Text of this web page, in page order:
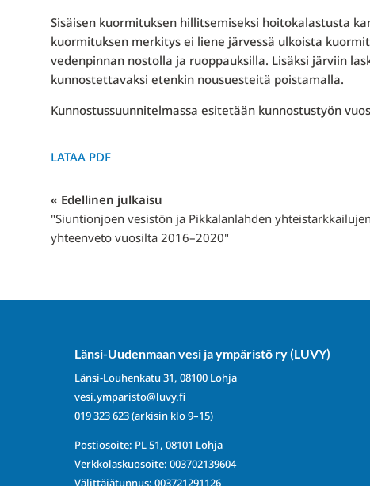
Sisäisen kuormituksen hillitsemiseksi hoitokalastusta
kuormituksen merkitys ei liene järvessä ulkoista
vedenpinnan nostolla ja ruoppauksilla. Lisäksi järviin
kunnostettavaksi etenkin nousuesteitä poistamalla.
Kunnostussuunnitelmassa esitetään kunnostustyön
LATAA PDF
« Edellinen julkaisu
"Siuntionjoen vesistön ja Pikkalanlahden yhteistarkkailujen
yhteenveto vuosilta 2016–2020"
Länsi-Uudenmaan vesi ja ympäristö ry (LUVY)
Länsi-Louhenkatu 31, 08100 Lohja
vesi.ymparisto@luvy.fi
019 323 623(arkisin klo 9–15)
Postiosoite: PL 51, 08101 Lohja
Verkkolaskuosoite: 003702139604
Välittäjätunnus: 003721291126